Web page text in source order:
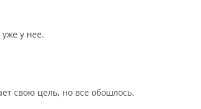
у нее.
свою цель, но все обошлось.